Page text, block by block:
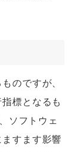
のですが、
標となるも
ソフトウェ
すます影響